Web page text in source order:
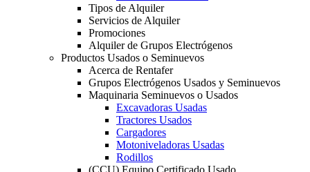
Tipos de Alquiler
Servicios de Alquiler
Promociones
Alquiler de Grupos Electrógenos
Productos Usados o Seminuevos
Acerca de Rentafer
Grupos Electrógenos Usados y Seminuevos
Maquinaria Seminuevos o Usados
Excavadoras Usadas
Tractores Usados
Cargadores
Motoniveladoras Usadas
Rodillos
(CCU) Equipo Certificado Usado